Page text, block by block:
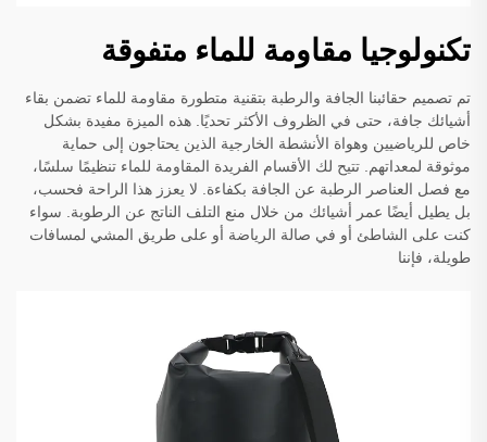
تكنولوجيا مقاومة للماء متفوقة
تم تصميم حقائبنا الجافة والرطبة بتقنية متطورة مقاومة للماء تضمن بقاء
أشيائك جافة، حتى في الظروف الأكثر تحديًا. هذه الميزة مفيدة بشكل
خاص للرياضيين وهواة الأنشطة الخارجية الذين يحتاجون إلى حماية
موثوقة لمعداتهم. تتيح لك الأقسام الفريدة المقاومة للماء تنظيمًا سلسًا،
مع فصل العناصر الرطبة عن الجافة بكفاءة. لا يعزز هذا الراحة فحسب،
بل يطيل أيضًا عمر أشيائك من خلال منع التلف الناتج عن الرطوبة. سواء
كنت على الشاطئ أو في صالة الرياضة أو على طريق المشي لمسافات
طويلة، فإننا